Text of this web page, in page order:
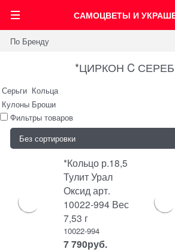
САМОЦВЕТЫ И
По Бренду
*ЦИРКОН C
Серьги Кольца
Кулоны Броши
Фильтры товаров
*Кольцо р.18,5
Тулит Урал
Оксид арт.
10022-994 Вес
7,53 г
10022-994
7 790руб.